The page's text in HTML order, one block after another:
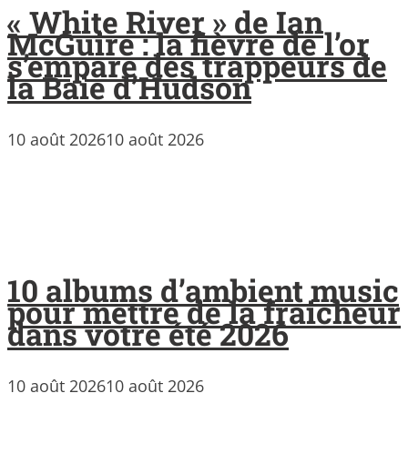
« White River » de Ian
McGuire : la fièvre de l’or
s’empare des trappeurs de
la Baie d’Hudson
10 août 202610 août 2026
10 albums d’ambient music
pour mettre de la fraicheur
dans votre été 2026
10 août 202610 août 2026